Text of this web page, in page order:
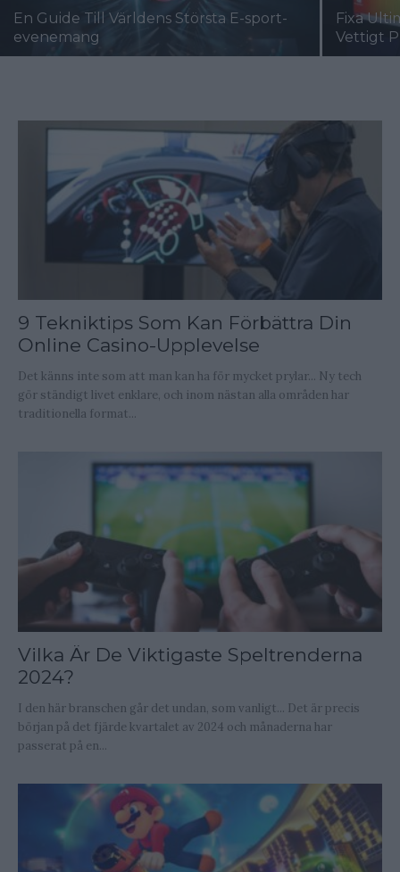
En Guide Till Världens Största E-sport-
evenemang
Fixa
Vettigt
9 Tekniktips Som Kan Förbättra Din
Online Casino-Upplevelse
Det känns inte som att man kan ha för mycket prylar... Ny tech
gör ständigt livet enklare, och inom nästan alla områden har
traditionella format...
Vilka Är De Viktigaste Speltrenderna
2024?
I den här branschen går det undan, som vanligt... Det är precis
början på det fjärde kvartalet av 2024 och månaderna har
passerat på en...